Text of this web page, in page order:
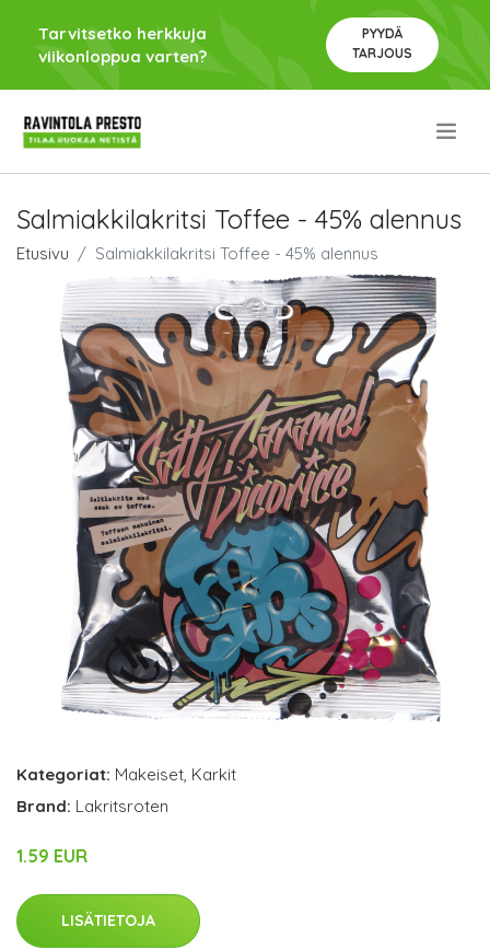
Tarvitsetko herkkuja
viikonloppua varten?
PYYDÄ
TARJOUS
Salmiakkilakritsi Toffee - 45% alennus
Etusivu Salmiakkilakritsi Toffee - 45% alennus
Kategoriat: Makeiset, Karkit
Brand: Lakritsroten
1.59 EUR
LISÄTIETOJA